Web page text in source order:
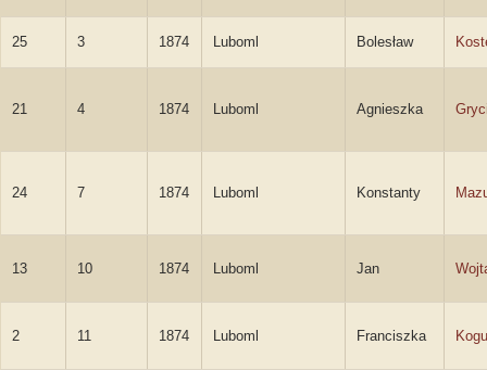
25 3 1874 Luboml Bolesław
21 4 1874 Luboml Agnieszka
24 7 1874 Luboml Konstanty
13 10 1874 Luboml Jan
2 11 1874 Luboml Franciszka